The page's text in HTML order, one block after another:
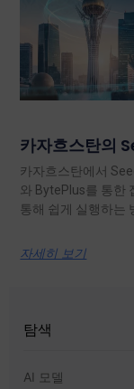
카자흐스탄의
카자흐스탄에서
와 BytePlus를 통한
통해 쉽게 실행하는
자세히 보기
탐색
AI 모델